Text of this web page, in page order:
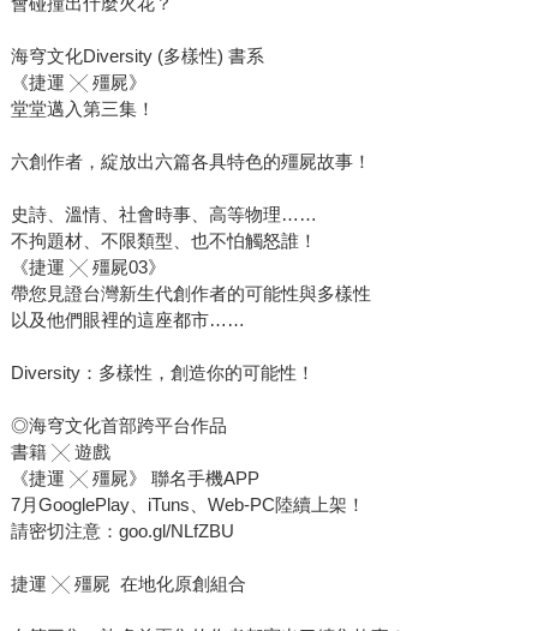
海穹文化Diversity (多樣性) 書系
《捷運 ╳ 殭屍》
堂堂邁入第三集！
六創作者，綻放出六篇各具特色的殭屍故事！
史詩、溫情、社會時事、高等物理……
不拘題材、不限類型、也不怕觸怒誰！
《捷運 ╳ 殭屍03》
帶您見證台灣新生代創作者的可能性與多樣性
以及他們眼裡的這座都市……
Diversity：多樣性，創造你的可能性！
◎海穹文化首部跨平台作品
書籍 ╳ 遊戲
《捷運 ╳ 殭屍》 聯名手機APP
7月GooglePlay、iTuns、Web-PC陸續上架！
請密切注意：goo.gl/NLfZBU
捷運 ╳ 殭屍 在地化原創組合